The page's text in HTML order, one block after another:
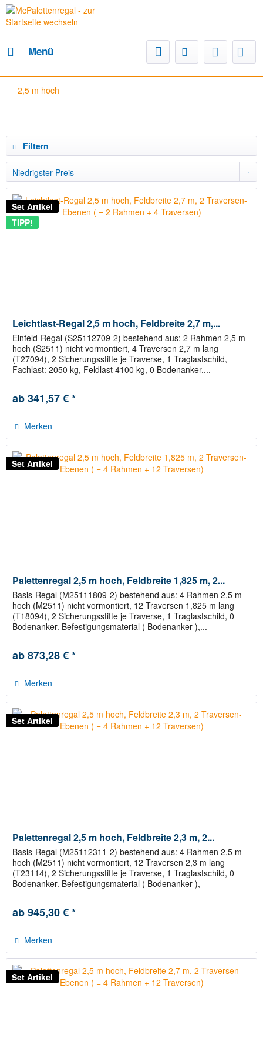
Menü
2,5 m hoch
Filtern
Set Artikel
TIPP!
Leichtlast-Regal 2,5 m hoch, Feldbreite 2,7 m,...
Einfeld-Regal (S25112709-2) bestehend aus: 2 Rahmen 2,5 m
hoch (S2511) nicht vormontiert, 4 Traversen 2,7 m lang
(T27094), 2 Sicherungsstifte je Traverse, 1 Traglastschild,
Fachlast: 2050 kg, Feldlast 4100 kg, 0 Bodenanker....
ab 341,57 € *
Merken
Set Artikel
Palettenregal 2,5 m hoch, Feldbreite 1,825 m, 2...
Basis-Regal (M25111809-2) bestehend aus: 4 Rahmen 2,5 m
hoch (M2511) nicht vormontiert, 12 Traversen 1,825 m lang
(T18094), 2 Sicherungsstifte je Traverse, 1 Traglastschild, 0
Bodenanker. Befestigungsmaterial ( Bodenanker ),...
ab 873,28 € *
Merken
Set Artikel
Palettenregal 2,5 m hoch, Feldbreite 2,3 m, 2...
Basis-Regal (M25112311-2) bestehend aus: 4 Rahmen 2,5 m
hoch (M2511) nicht vormontiert, 12 Traversen 2,3 m lang
(T23114), 2 Sicherungsstifte je Traverse, 1 Traglastschild, 0
Bodenanker. Befestigungsmaterial ( Bodenanker ),
ab 945,30 € *
Merken
Set Artikel